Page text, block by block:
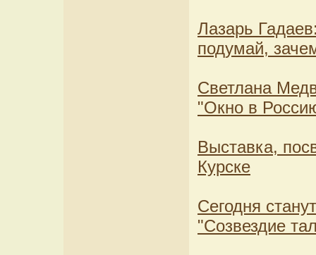
Лазарь
подумай,
Светлана
"Окно в
Выставка,
Курске
Сегодня
"Созвездие